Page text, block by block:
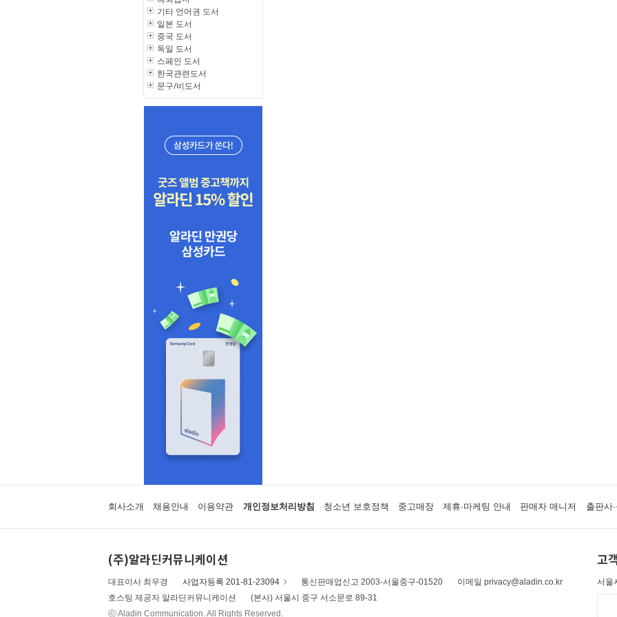
기타 언어권 도서
일본 도서
중국 도서
독일 도서
스페인 도서
한국관련도서
문구/비도서
회사소개 채용안내 이용약관 개인정보처리방침 청소년 보호정책 중고매장 제휴·마케팅 안내 판매자 매니저 출판사
(주)알라딘커뮤니케이션
대표이사 최우경 사업자등록 201-81-23094 통신판매업신고 2003-서울중구-01520
이메일 privacy@aladin.co.kr
호스팅 제공자 알라딘커뮤니케이션
(본사) 서울시 중구 서소문로 89-31
ⓒ Aladin Communication. All Rights Reserved.
고
서울